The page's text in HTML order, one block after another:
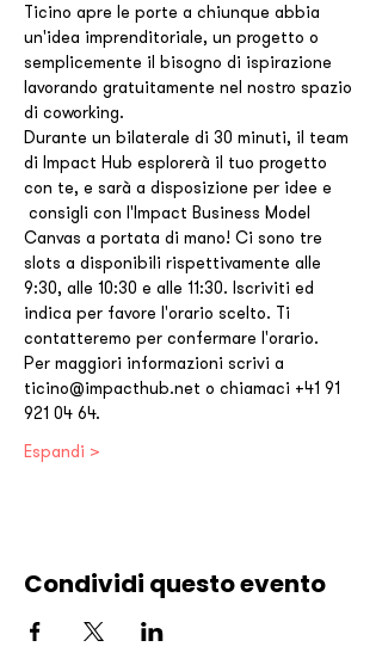
Ticino apre le porte a chiunque abbia
un'idea imprenditoriale, un progetto o
semplicemente il bisogno di ispirazione
lavorando gratuitamente nel nostro spazio
di coworking.
Durante un bilaterale di 30 minuti, il team
di Impact Hub esplorerà il tuo progetto
con te, e sarà a disposizione per idee e
consigli con l'Impact Business Model
Canvas a portata di mano! Ci sono tre
slots a disponibili rispettivamente alle
9:30, alle 10:30 e alle 11:30. Iscriviti ed
indica per favore l'orario scelto. Ti
contatteremo per confermare l'orario.
Per maggiori informazioni scrivi a
ticino@impacthub.net o chiamaci +41 91
921 04 64.
Espandi >
Condividi questo evento